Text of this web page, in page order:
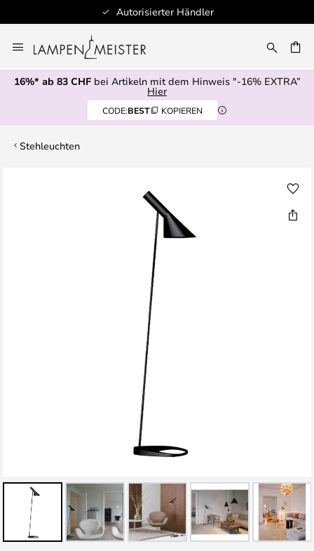
Autorisierter Händler
Inhalt
springen
16%* ab 83 CHFbei Artikeln mit dem Hinweis "-16% EXTRA”
Hier
CODE:BEST KOPIEREN
Stehleuchten